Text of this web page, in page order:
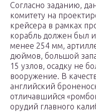
Согласно заданию,
комитету на
крейсера в рамках
корабль должен был
менее 254 мм,
дюймов, большой
15 узлов, осадку не
вооружение. В
английский
отличавшийся
орудий главного